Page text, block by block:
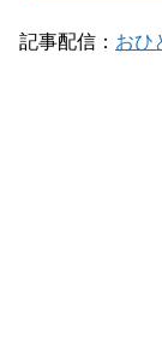
記事配信： おひ